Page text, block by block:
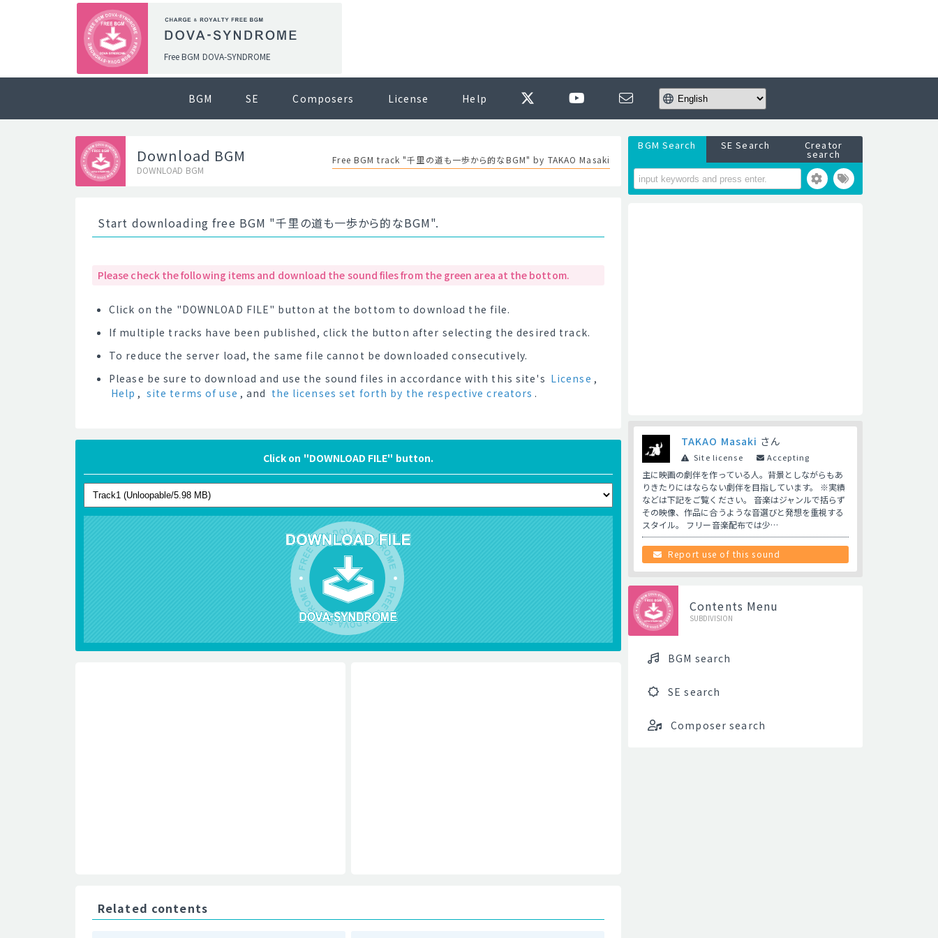
Free BGM DOVA-SYNDROME
BGM SE Composers License Help
Download BGM
DOWNLOAD BGM
Free BGM track "千里の道も一歩から的なBGM" by TAKAO Masaki
Start downloading free BGM "千里の道も一歩から的なBGM".
Please check the following items and download the sound files from the green area at the bottom.
Click on the "DOWNLOAD FILE" button at the bottom to download the file.
If multiple tracks have been published, click the button after selecting the desired track.
To reduce the server load, the same file cannot be downloaded consecutively.
Please be sure to download and use the sound files in accordance with this site's License ,
Help , site terms of use , and the licenses set forth by the respective creators .
Click on "DOWNLOAD FILE" button.
Related contents
BGM Search SE Search Creator
search
TAKAO Masaki さん
Site license Accepting
主に映画の劇伴を作っている人。背景としながらもあ
りきたりにはならない劇伴を目指しています。 ※実績
などは下記をご覧ください。 音楽はジャンルで括らず
その映像、作品に合うような音選びと発想を重視する
スタイル。 フリー音楽配布では少…
Report use of this sound
Contents Menu
SUBDIVISION
BGM search
SE search
Composer search